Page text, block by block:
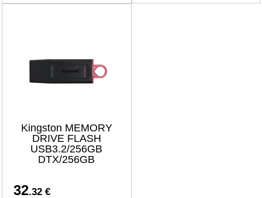
Kingston MEMORY
DRIVE FLASH
USB3.2/256GB
DTX/256GB
32.32 €